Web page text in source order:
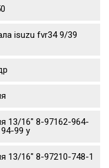
isuzu fvr34 9/39
13/16" 8-97162-964-
99 y
13/16" 8-97210-748-1